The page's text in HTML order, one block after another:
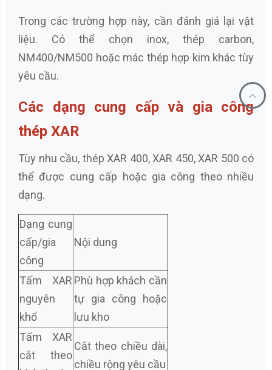
Trong các trường hợp này, cần đánh giá lại vật
liệu. Có thể chọn inox, thép carbon,
NM400/NM500 hoặc mác thép hợp kim khác tùy
yêu cầu.
Các dạng cung cấp và gia công
thép XAR
Tùy nhu cầu, thép XAR 400, XAR 450, XAR 500 có
thể được cung cấp hoặc gia công theo nhiều
dạng.
Dạng cung
cấp/gia
công
Nội dung
Tấm XAR
nguyên
khổ
Phù hợp khách cần
tự gia công hoặc
lưu kho
Tấm XAR
cắt theo
Cắt theo chiều dài,
chiều rộng yêu cầu